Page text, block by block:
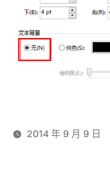
2014 年 9 月 9 日